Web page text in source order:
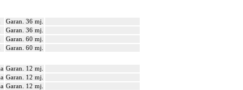
Garan. 36 mj.
Garan. 36 mj.
Garan. 60 mj.
Garan. 60 mj.
Garan. 12 mj.
Garan. 12 mj.
Garan. 12 mj.